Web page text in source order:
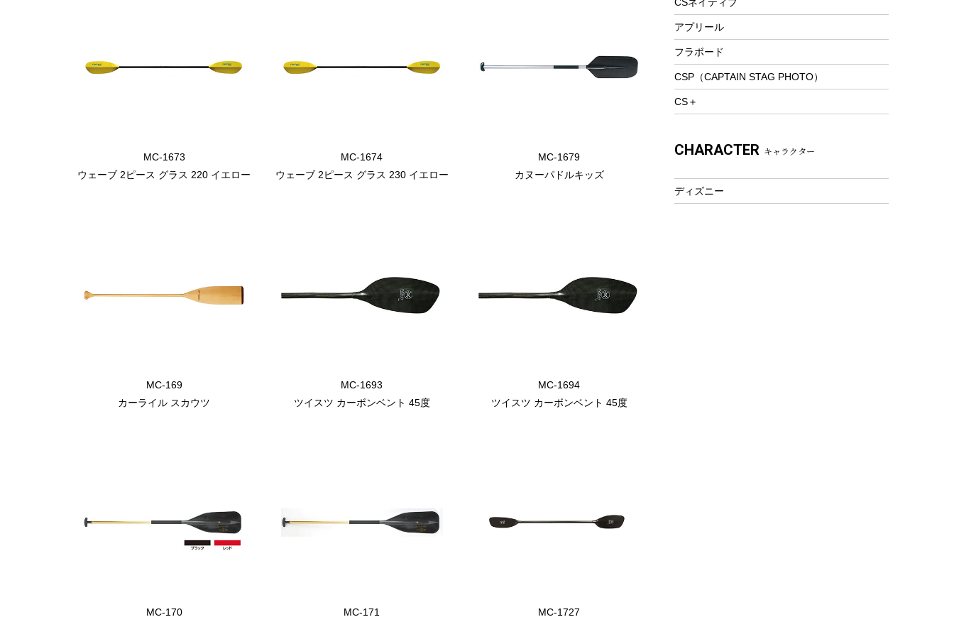
MC-1673
ウェーブ 2ピース グラス 220 イエロー
MC-1674
ウェーブ 2ピース グラス 230 イエロー
MC-1679
カヌーパドルキッズ
MC-169
カーライル スカウツ
MC-1693
ツイスツ カーボンベント 45度
MC-1694
ツイスツ カーボンベント 45度
MC-170
MC-171
MC-1727
トレッキングステッキ
トレッキングアクセサリー
プレイグッズ
ウェルネス
フィットネス
アクセサリー
アプリール
フラボード
CSP（CAPTAIN STAG PHOTO）
CS＋
CHARACTER キャラクター
ディズニー